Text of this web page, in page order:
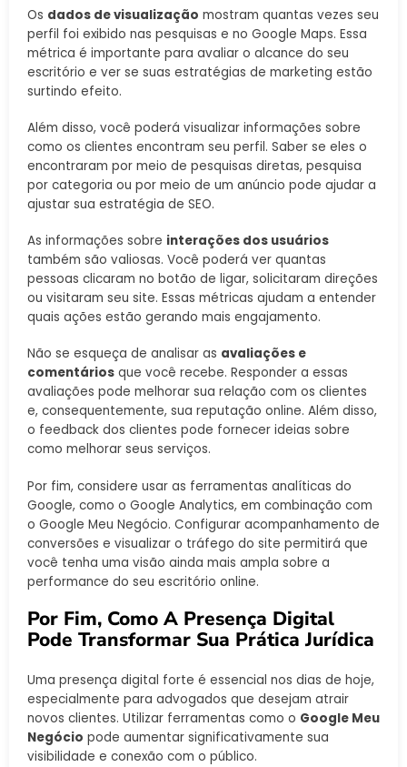
Os dados de visualização mostram quantas vezes seu
perfil foi exibido nas pesquisas e no Google Maps. Essa
métrica é importante para avaliar o alcance do seu
escritório e ver se suas estratégias de marketing estão
surtindo efeito.
Além disso, você poderá visualizar informações sobre
como os clientes encontram seu perfil. Saber se eles o
encontraram por meio de pesquisas diretas, pesquisa
por categoria ou por meio de um anúncio pode ajudar a
ajustar sua estratégia de SEO.
As informações sobre interações dos usuários
também são valiosas. Você poderá ver quantas
pessoas clicaram no botão de ligar, solicitaram direções
ou visitaram seu site. Essas métricas ajudam a entender
quais ações estão gerando mais engajamento.
Não se esqueça de analisar as avaliações e
comentários que você recebe. Responder a essas
avaliações pode melhorar sua relação com os clientes
e, consequentemente, sua reputação online. Além disso,
o feedback dos clientes pode fornecer ideias sobre
como melhorar seus serviços.
Por fim, considere usar as ferramentas analíticas do
Google, como o Google Analytics, em combinação com
o Google Meu Negócio. Configurar acompanhamento de
conversões e visualizar o tráfego do site permitirá que
você tenha uma visão ainda mais ampla sobre a
performance do seu escritório online.
Por Fim, Como A Presença Digital
Pode Transformar Sua Prática Jurídica
Uma presença digital forte é essencial nos dias de hoje,
especialmente para advogados que desejam atrair
novos clientes. Utilizar ferramentas como o Google Meu
Negócio pode aumentar significativamente sua
visibilidade e conexão com o público.